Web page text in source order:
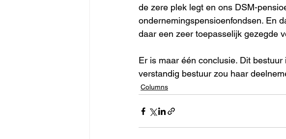
de zere plek legt en ons DSM-
ondernemingspensioenfondsen. En
daar een zeer toepasselijk gezegde
Er is maar één conclusie. Dit
verstandig bestuur zou haar
Columns